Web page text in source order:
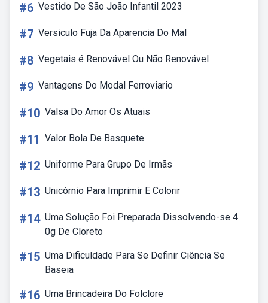
#6 Vestido De São João Infantil 2023
#7 Versiculo Fuja Da Aparencia Do Mal
#8 Vegetais é Renovável Ou Não Renovável
#9 Vantagens Do Modal Ferroviario
#10 Valsa Do Amor Os Atuais
#11 Valor Bola De Basquete
#12 Uniforme Para Grupo De Irmãs
#13 Unicórnio Para Imprimir E Colorir
#14 Uma Solução Foi Preparada Dissolvendo-se 4
0g De Cloreto
#15 Uma Dificuldade Para Se Definir Ciência Se
Baseia
#16 Uma Brincadeira Do Folclore